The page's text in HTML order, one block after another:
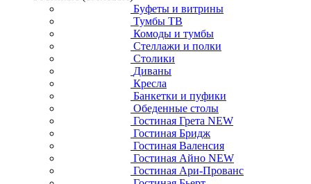
Буфеты и витрины
Тумбы ТВ
Комоды и тумбы
Стеллажи и полки
Столики
Диваны
Кресла
Банкетки и пуфики
Обеденные столы
Гостиная Грета NEW
Гостиная Бридж
Гостиная Валенсия
Гостиная Айно NEW
Гостиная Ари-Прованс